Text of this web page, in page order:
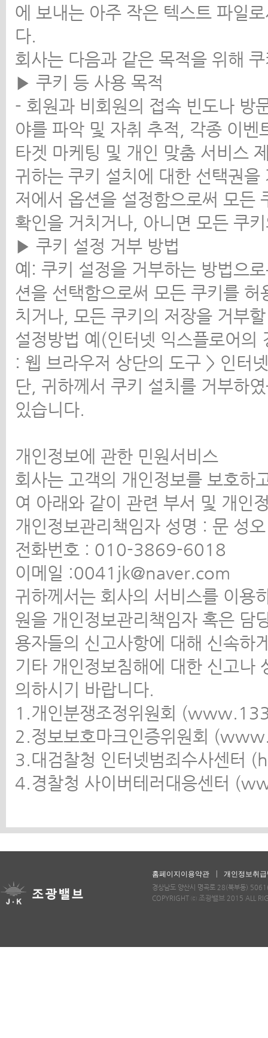
에 보내는 아주 작은 텍스트 파일
다.
회사는 다음과 같은 목적을 위해
▶ 쿠키 등 사용 목적
- 회원과 비회원의 접속 빈도나 방
야를 파악 및 자취 추적, 각종 이
타겟 마케팅 및 개인 맞춤 서비스
귀하는 쿠키 설치에 대한 선택권
저에서 옵션을 설정함으로써 모든
확인을 거치거나, 아니면 모든 쿠
▶ 쿠키 설정 거부 방법
예: 쿠키 설정을 거부하는 방법으
션을 선택함으로써 모든 쿠키를
치거나, 모든 쿠키의 저장을 거부
설정방법 예(인터넷 익스플로어의
: 웹 브라우저 상단의 도구 > 인터
단, 귀하께서 쿠키 설치를 거부하
있습니다.
개인정보에 관한 민원서비스
회사는 고객의 개인정보를 보호하
여 아래와 같이 관련 부서 및 개인
개인정보관리책임자 성명 : 문 성오
전화번호 : 010-3869-6018
이메일 :0041jk@naver.com
귀하께서는 회사의 서비스를 이용
원을 개인정보관리책임자 혹은 담
용자들의 신고사항에 대해 신속하
기타 개인정보침해에 대한 신고나
의하시기 바랍니다.
1.개인분쟁조정위원회
2.정보보호마크인증위원회
3.대검찰청 인터넷범죄수사센
4.경찰청 사이버테러대응센터
홈페이지이용약관 개인정보취
경상남도 양산시 명곡로 28(북부동)
COPYRIGHT ⓒ 조광밸브 2015 ALL